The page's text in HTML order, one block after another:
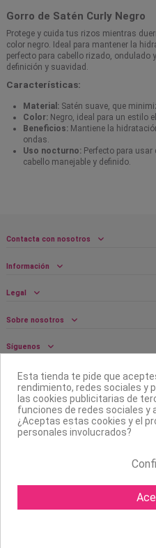
Gorro de Satén Curly Negro
Protege y cuida tus rizos mientras
color negro. Ideal para mantener la
perfecto para cabello rizado, ondulado
definición y suavidad.
Características:
Material: Satén suave, que
Color: Negro, ideal para un estilo
Beneficios: Mantiene la
ondas.
Uso nocturno: Perfecto para
cabello manejable y definido.
Contacta con nosotros
Información
Legal
Sobre nosotros
Síguenos
Boletín
Esta tienda te pide que
rendimiento, redes sociales y
las cookies publicitarias de
funciones de redes sociales y
¿Aceptas estas cookies y el
personales involucrados?